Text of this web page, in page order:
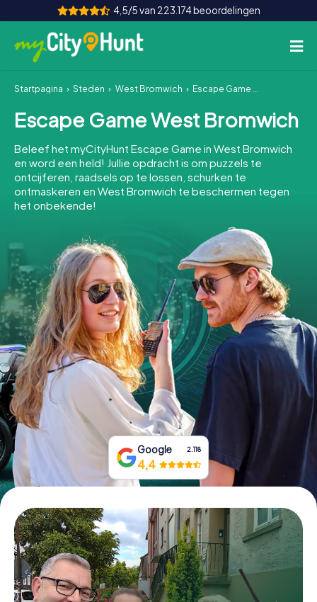
4,5/5 van 223.174 beoordelingen
Hoe het werkt
Steden
Tours
Teamevenement
INT AT CH
DE
ES
FR UK
IE
IT
NL
Boek tickets
Koop cadeaubonnen
Startpagina Steden West Bromwich Escape Game West Bromwich
Escape Game West Bromwich
Beleef het myCityHunt Escape Game in West Bromwich
en word een held! Jullie opdracht is om puzzels te
ontcijferen, raadsels op te lossen, schurken te
ontmaskeren en West Bromwich te beschermen tegen
het onbekende!
Google 2.118
4,4